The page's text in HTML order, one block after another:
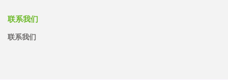
联系我们
联系我们